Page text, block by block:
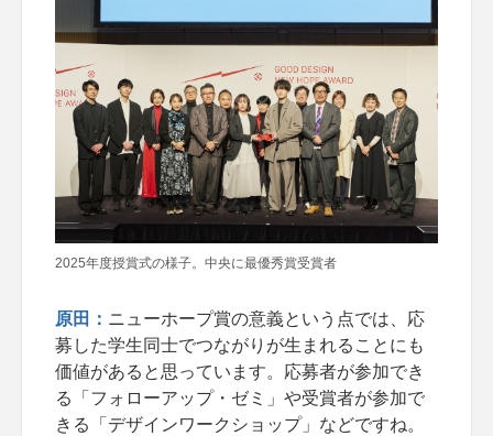
2025年度授賞式の様子。中央に最優秀賞受賞者
原田： ニューホープ賞の意義という点では、応
募した学生同士でつながりが生まれることにも
価値があると思っています。応募者が参加でき
る「フォローアップ・ゼミ」や受賞者が参加で
きる「デザインワークショップ」などですね。